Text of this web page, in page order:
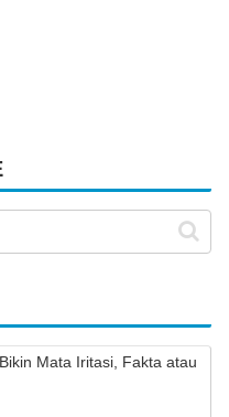
Mata Iritasi, Fakta atau